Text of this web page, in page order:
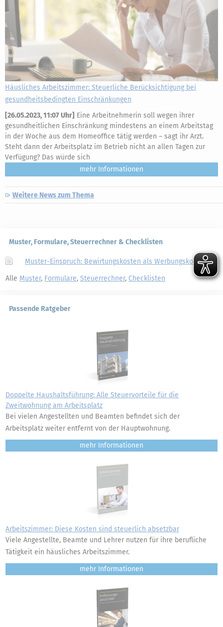
Häusliches Arbeitszimmer: Steuerliche Berücksichtigung bei
gesundheitsbedingten Einschränkungen
[26.05.2023, 11:07 Uhr] Eine Arbeitnehmerin soll wegen ihrer
gesundheitlichen Einschränkung mindestens an einem Arbeitstag
in der Woche aus dem Homeoffice tätig werden – sagt ihr Arzt.
Steht dann der Arbeitsplatz im Betrieb nicht an allen Tagen zur
Verfügung? Das würde sich
mehr
Weitere News zum Thema
Muster, Formulare, Steuerrechner & Checklisten
Muster-Einspruch: Bewirtungskosten als Werbungskosten
Alle Muster, Formulare, Steuerrechner, Checklisten
Passende Ratgeber
Doppelte Haushaltsführung: Alle Steuervorteile für die
Zweitwohnung am Arbeitsplatz
Bei vielen Angestellten und Beamten befindet sich der
Arbeitsplatz weiter entfernt von der Hauptwohnung.
mehr
Arbeitszimmer: Diese Kosten sind steuerlich absetzbar
Viele Angestellte, Beamte und Lehrer nutzen für ihre berufliche
Tätigkeit ein häusliches Arbeitszimmer.
mehr